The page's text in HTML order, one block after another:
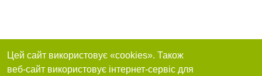
Цей сайт використовує «cookies». Також
веб-сайт використовує інтернет-сервіс для